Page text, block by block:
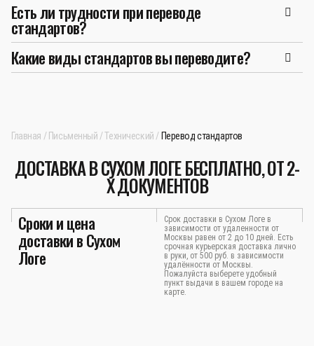
Есть ли трудности при переводе
стандартов?
Какие виды стандартов вы переводите?
Главная Письменный Технический Перевод стандартов
ДОСТАВКА В СУХОМ ЛОГЕ БЕСПЛАТНО, ОТ 2-
Х ДОКУМЕНТОВ
Сроки и цена
доставки в Сухом
Логе
Срок доставки в Сухом Логе в
зависимости от удаленности от
Москвы равен от 2 до 10 дней. Есть
срочная курьерская доставка лично
в руки, от 500 руб. в зависимости
удалённости от Москвы.
Пожалуйста выберете удобный
пункт выдачи в вашем городе на
карте.